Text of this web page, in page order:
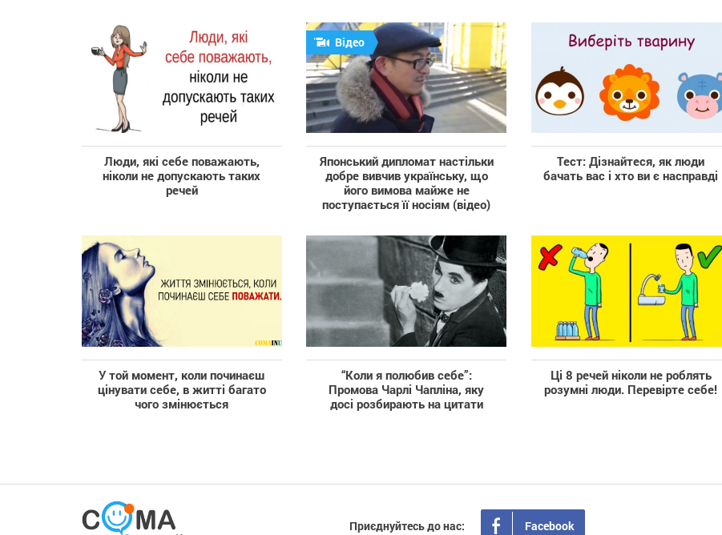
Люди, які себе поважають,
ніколи не допускають таких
речей
Відео
Японський дипломат настільки
добре вивчив українську, що
його вимова майже не
поступається її носіям (відео)
Тест: Дізнайтеся, як люди
бачать вас і хто ви є насправді
У той момент, коли починаєш
цінувати себе, в житті багато
чого змінюється
“Коли я полюбив себе”:
Промова Чарлі Чапліна, яку
досі розбирають на цитати
Ці 8 речей ніколи не роблять
розумні люди. Перевірте себе!
Приєднуйтесь до нас: Facebook